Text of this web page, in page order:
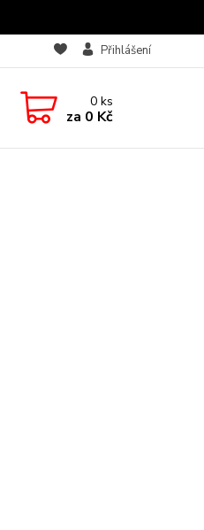
Přihlášení
0ks
za 0 Kč